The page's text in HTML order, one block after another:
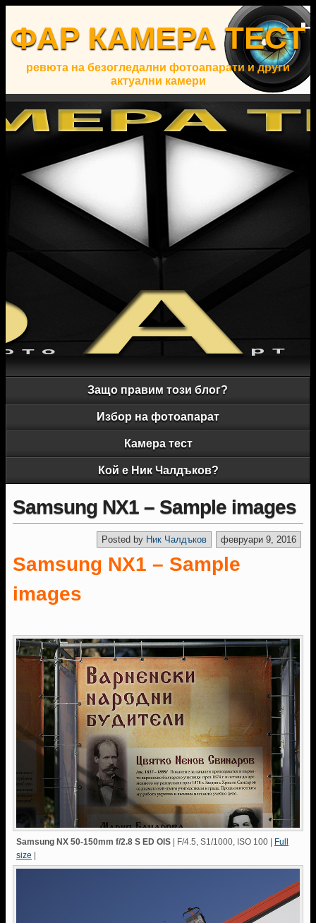
ФАР КАМЕРА ТЕСТ
ревюта на безогледални фотоапарати и други
актуални камери
Защо правим този блог?
Избор на фотоапарат
Камера тест
Кой е Ник Чалдъков?
Samsung NX1 – Sample images
февруари 9, 2016
Posted by Ник Чалдъков
Samsung NX1 – Sample
images
Samsung NX 50-150mm f/2.8 S ED OIS | F/4.5, S1/1000, ISO 100 | Full
size |